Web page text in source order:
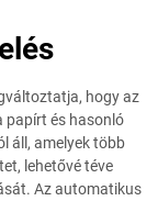
hogy az
papírt és hasonló
áll, amelyek több
lehetővé téve
Az automatikus